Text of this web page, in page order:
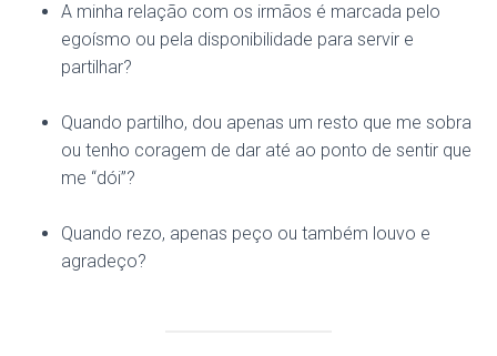
A minha relação com os irmãos é marcada pelo
egoísmo ou pela disponibilidade para servir e
partilhar?
Quando partilho, dou apenas um resto que me sobra
ou tenho coragem de dar até ao ponto de sentir que
me “dói”?
Quando rezo, apenas peço ou também louvo e
agradeço?